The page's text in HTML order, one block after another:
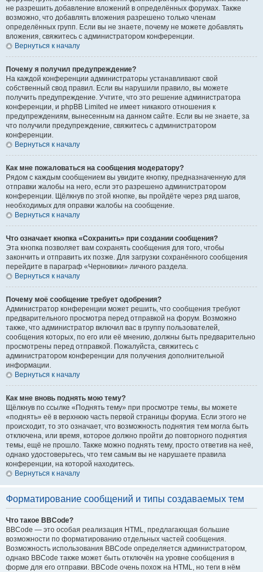
не разрешить добавление вложений в определённых форумах. Также
возможно, что добавлять вложения разрешено только членам
определённых групп. Если вы не знаете, почему не можете добавлять
вложения, свяжитесь с администратором конференции.
Вернуться к началу
Почему я получил предупреждение?
На каждой конференции администраторы устанавливают свой
собственный свод правил. Если вы нарушили правило, вы можете
получить предупреждение. Учтите, что это решение администратора
конференции, и phpBB Limited не имеет никакого отношения к
предупреждениям, вынесенным на данном сайте. Если вы не знаете, за
что получили предупреждение, свяжитесь с администратором
конференции.
Вернуться к началу
Как мне пожаловаться на сообщения модератору?
Рядом с каждым сообщением вы увидите кнопку, предназначенную для
отправки жалобы на него, если это разрешено администратором
конференции. Щёлкнув по этой кнопке, вы пройдёте через ряд шагов,
необходимых для оправки жалобы на сообщение.
Вернуться к началу
Что означает кнопка «Сохранить» при создании сообщения?
Эта кнопка позволяет вам сохранять сообщения для того, чтобы
закончить и отправить их позже. Для загрузки сохранённого сообщения
перейдите в параграф «Черновики» личного раздела.
Вернуться к началу
Почему моё сообщение требует одобрения?
Администратор конференции может решить, что сообщения требуют
предварительного просмотра перед отправкой на форум. Возможно
также, что администратор включил вас в группу пользователей,
сообщения которых, по его или её мнению, должны быть предварительно
просмотрены перед отправкой. Пожалуйста, свяжитесь с
администратором конференции для получения дополнительной
информации.
Вернуться к началу
Как мне вновь поднять мою тему?
Щёлкнув по ссылке «Поднять тему» при просмотре темы, вы можете
«поднять» её в верхнюю часть первой страницы форума. Если этого не
происходит, то это означает, что возможность поднятия тем могла быть
отключена, или время, которое должно пройти до повторного поднятия
темы, ещё не прошло. Также можно поднять тему, просто ответив на неё,
однако удостоверьтесь, что тем самым вы не нарушаете правила
конференции, на которой находитесь.
Вернуться к началу
Форматирование сообщений и типы создаваемых тем
Что такое BBCode?
BBCode — это особая реализация HTML, предлагающая большие
возможности по форматированию отдельных частей сообщения.
Возможность использования BBCode определяется администратором,
однако BBCode также может быть отключён на уровне сообщения в
форме для его отправки. BBCode очень похож на HTML, но теги в нём